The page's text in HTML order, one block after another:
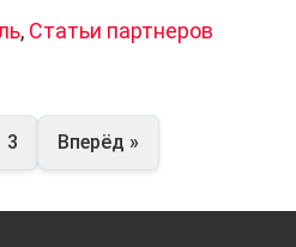
, Статьи партнеров
3 Вперёд »